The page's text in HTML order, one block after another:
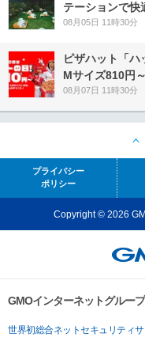
テーションで快
08月05日 11時30分
ピザハット「ハ
Mサイズ810円
08月07日 11時30分
プライバシー
ポリシー
Copyright © 2026
GMOインターネットグルー
世界初総合ネットセキュリティ